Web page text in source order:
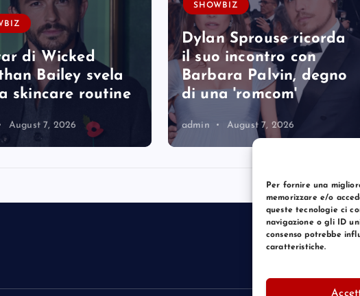
Per fornire una
memorizzare e/o
queste tecnologie ci
navigazione o gli ID
consenso potrebbe
caratteristiche.
di Wicked
Bailey svela
skincare routine
August 7, 2026
SHOWBIZ
Dylan Sprouse ricorda
il suo incontro con
Barbara Palvin, degno
di una 'romcom'
admin August 7, 2026